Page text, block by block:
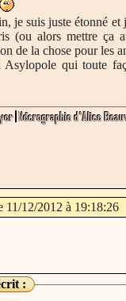
je suis juste étonné et
(ou alors mettre ça
de la chose pour les
qui toute
11/12/2012 à 19:18:26
: